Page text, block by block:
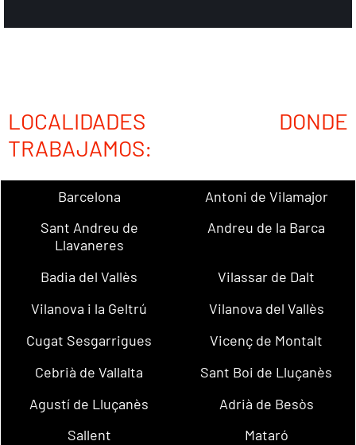
LOCALIDADES DONDE
TRABAJAMOS:
Barcelona
Antoni de Vilamajor
Sant Andreu de
Llavaneres
Andreu de la Barca
Badia del Vallès
Vilassar de Dalt
Vilanova i la Geltrú
Vilanova del Vallès
Cugat Sesgarrigues
Vicenç de Montalt
Cebrià de Vallalta
Sant Boi de Lluçanès
Agustí de Lluçanès
Adrià de Besòs
Sallent
Mataró